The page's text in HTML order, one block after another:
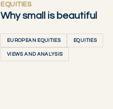
EQUITIES
Why small is beautiful
EUROPEAN EQUITIES EQUITIES
VIEWS AND ANALYSIS